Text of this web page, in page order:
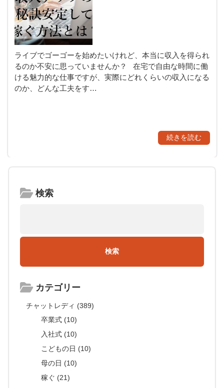
ライブでゴーゴーを始めたいけれど、本当に収入を得られ
るのか不安に思っていませんか？ 在宅で自由な時間に働
ける魅力的な仕事ですが、実際にどれくらいの収入になる
のか、どんな工夫をす…
続きを読む
検索
カテゴリー
チャットレディ (389)
卒業式 (10)
入社式 (10)
こどもの日 (10)
母の日 (10)
稼ぐ (21)